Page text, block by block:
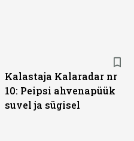
Kalastaja Kalaradar nr
10: Peipsi ahvenapüük
suvel ja sügisel